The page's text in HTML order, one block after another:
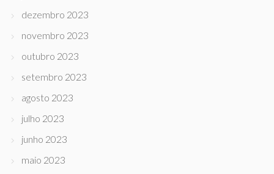
dezembro 2023
novembro 2023
outubro 2023
setembro 2023
agosto 2023
julho 2023
junho 2023
maio 2023